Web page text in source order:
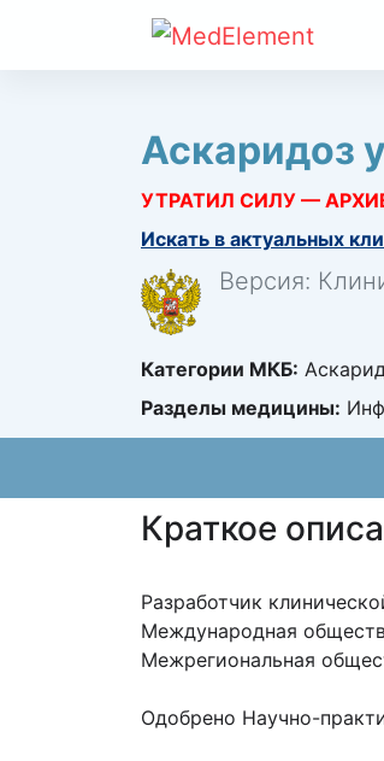
Аскаридоз
УТРАТИЛ СИЛУ —
Искать в актуальных
Версия:
Категории МКБ:
Разделы медицины:
Краткое
Разработчик
Международная
Межрегиональная
Одобрено Научно-